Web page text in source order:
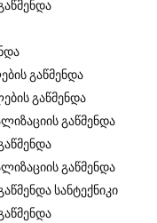
გაწმენდა
გაწმენდა
გაწმენდა
გაწმენდა
სანტექნიკი